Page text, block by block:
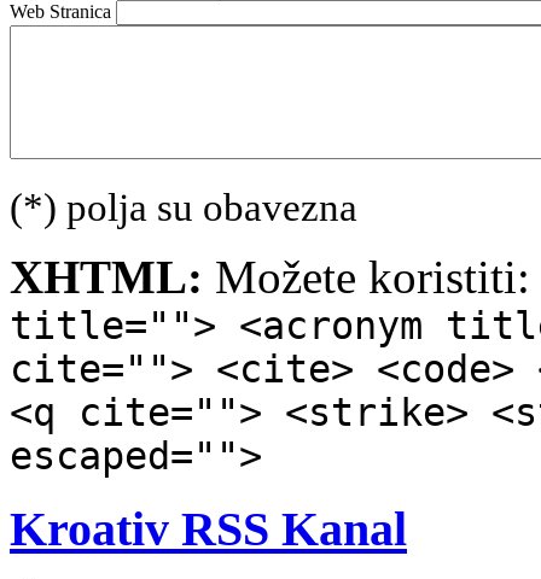
Web Stranica
(*) polja su obavezna
XHTML: Možete koristiti:
title=""> <acronym
cite=""> <cite> <code>
<q cite=""> <strike>
escaped="">
Kroativ RSS Kanal